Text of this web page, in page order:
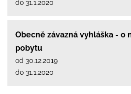
do 31.1.2020
Obecně závazná vyhláška - o
pobytu
od 30.12.2019
do 31.1.2020